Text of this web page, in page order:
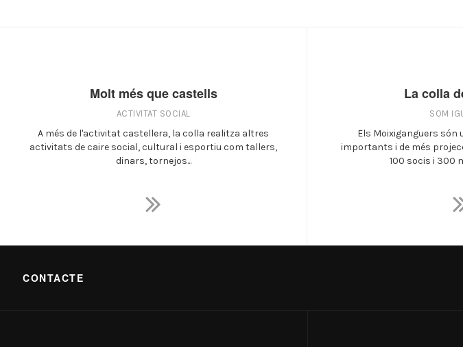
Molt més que castells
ACTIVITAT SOCIAL
A més de l'activitat castellera, la colla realitza altres
activitats de caire social, cultural i esportiu com tallers,
dinars, tornejos...
La colla
SOM
Els Moixiganguers són
importants i de més
100 socis i 300
CONTACTE